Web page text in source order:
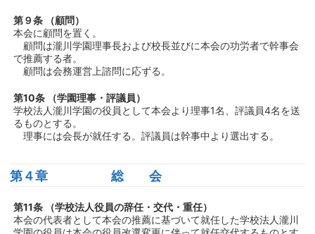
第９条 （顧問）
本会に顧問を置く。
顧問は瀧川学園理事長および校長並びに本会の功労者で幹事会
で推薦する者。
顧問は会務運営上諮問に応ずる。
第10条 （学園理事・評議員）
学校法人瀧川学園の役員として本会より理事1名、評議員4名を送
るものとする。
理事には会長が就任する。評議員は幹事中より選出する。
第４章 総 会
第11条 （学校法人役員の辞任・交代・重任）
本会の代表者として本会の推薦に基づいて就任した学校法人瀧川